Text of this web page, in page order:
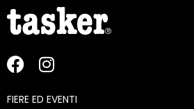
FIERE ED EVENTI